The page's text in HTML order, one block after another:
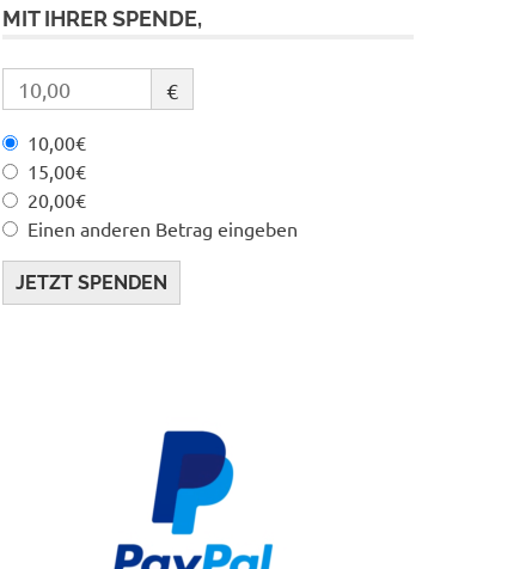
MIT IHRER SPENDE,
€
10,00€
15,00€
20,00€
Einen anderen Betrag eingeben
JETZT SPENDEN